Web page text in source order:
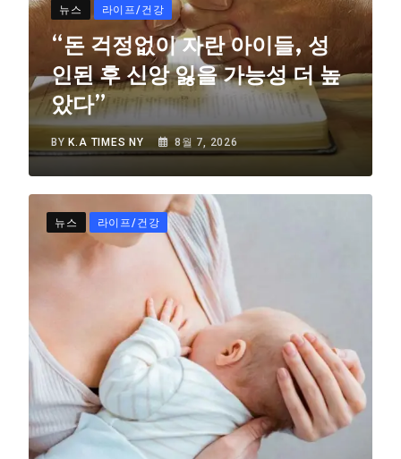
뉴스 라이프/건강
“돈 걱정없이 자란 아이들, 성
인된 후 신앙 잃을 가능성 더 높
았다”
BY K.A TIMES NY 8월 7, 2026
뉴스 라이프/건강